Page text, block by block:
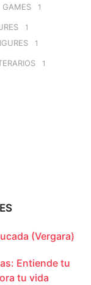
GAMES 1
1
1
1
(Vergara)
Entiende tu
tu vida